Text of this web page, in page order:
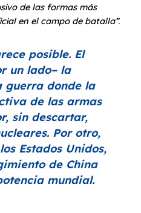
de las formas más
en el campo de batalla”.
posible. El
un lado– la
guerra donde la
de las armas
sin descartar,
Por otro,
Estados Unidos,
de China
mundial.